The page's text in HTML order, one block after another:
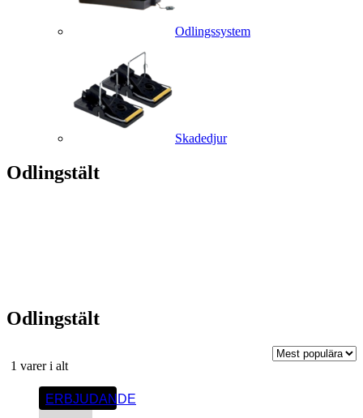
Odlingssystem
Skadedjur
Odlingstält
Odlingstält
1 varer i altSortera
popularitet
ERBJUDANDE